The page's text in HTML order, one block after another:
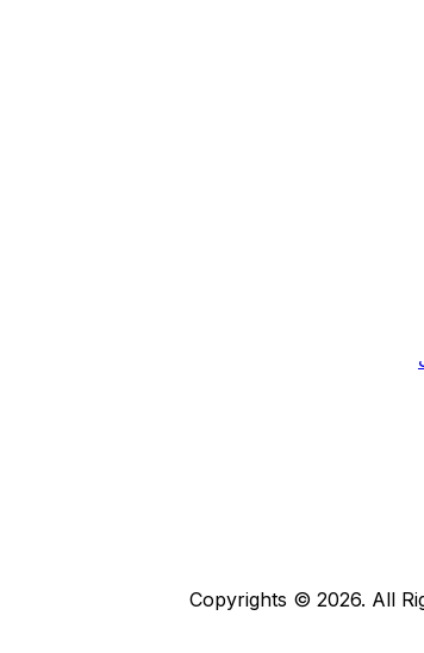
Copyrights © 2026. All